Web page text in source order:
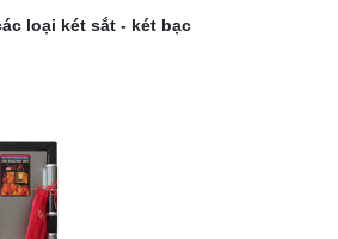
loại két sắt - két bạc